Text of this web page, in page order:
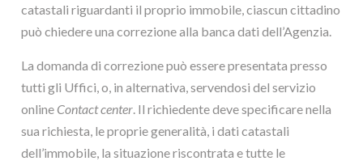
catastali riguardanti il proprio immobile, ciascun cittadino
può chiedere una correzione alla banca dati dell’Agenzia.
La domanda di correzione può essere presentata presso
tutti gli Uffici, o, in alternativa, servendosi del servizio
online Contact center. Il richiedente deve specificare nella
sua richiesta, le proprie generalità, i dati catastali
dell’immobile, la situazione riscontrata e tutte le